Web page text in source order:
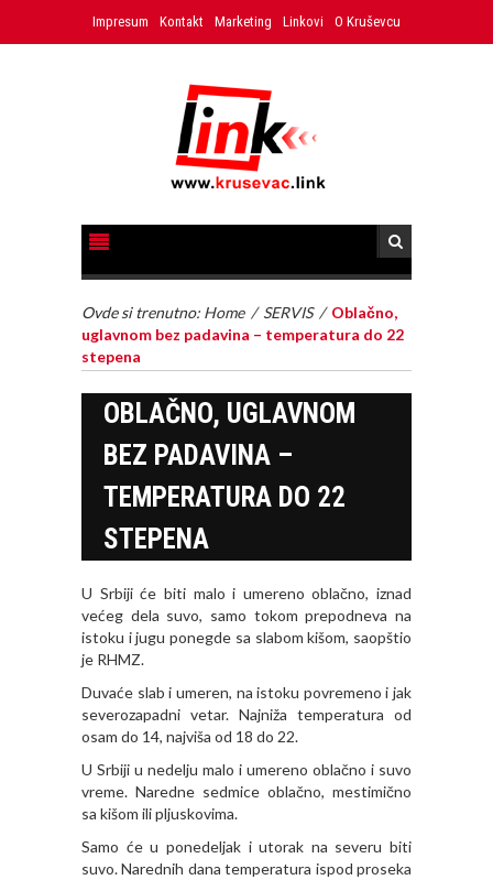
Impresum Kontakt Marketing Linkovi O Kruševcu
Ovde si trenutno: Home / SERVIS / Oblačno,
uglavnom bez padavina – temperatura do 22
stepena
OBLAČNO, UGLAVNOM
BEZ PADAVINA –
TEMPERATURA DO 22
STEPENA
U Srbiji će biti malo i umereno oblačno, iznad
većeg dela suvo, samo tokom prepodneva na
istoku i jugu ponegde sa slabom kišom, saopštio
je RHMZ.
Duvaće slab i umeren, na istoku povremeno i jak
severozapadni vetar. Najniža temperatura od
osam do 14, najviša od 18 do 22.
U Srbiji u nedelju malo i umereno oblačno i suvo
vreme. Naredne sedmice oblačno, mestimično
sa kišom ili pljuskovima.
Samo će u ponedeljak i utorak na severu biti
suvo. Narednih dana temperatura ispod proseka